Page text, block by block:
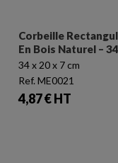
Corbeille
En Bois Naturel –
34 x 20 x 7 cm
Ref. ME0021
Prix
4,87 € HT